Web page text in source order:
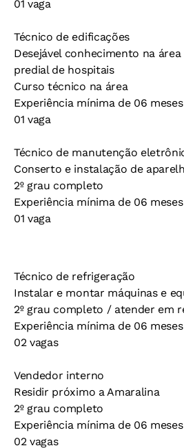
01 vaga
Técnico de edificações
Desejável conhecimento na
predial de hospitais
Curso técnico na área
Experiência mínima de 06
01 vaga
Técnico de manutenção
Conserto e instalação de
2º grau completo
Experiência mínima de 06
01 vaga
Técnico de refrigeração
Instalar e montar máquinas e
2º grau completo / atender em
Experiência mínima de 06
02 vagas
Vendedor interno
Residir próximo a Amaralina
2º grau completo
Experiência mínima de 06
02 vagas